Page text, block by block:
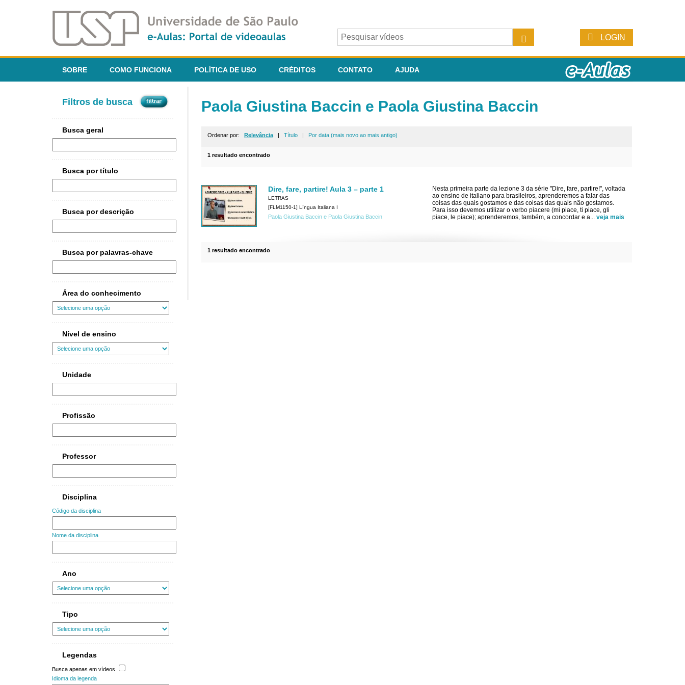
LOGIN
SOBRE COMO FUNCIONA POLÍTICA DE USO CRÉDITOS CONTATO AJUDA
Filtros de busca
Busca geral
Busca por título
Busca por descrição
Busca por palavras-chave
Área do conhecimento
Nível de ensino
Unidade
Profissão
Professor
Disciplina
Código da disciplina
Nome da disciplina
Ano
Tipo
Legendas
Busca apenas em vídeos
Idioma da legenda
Paola Giustina Baccin e Paola Giustina Baccin
Ordenar por: Relevância | Título | Por data (mais novo ao mais antigo)
1 resultado encontrado
Dire, fare, partire! Aula 3 – parte 1
LETRAS
[FLM1150-1] Língua Italiana I
Paola Giustina Baccin e Paola Giustina Baccin
Nesta primeira parte da lezione 3 da série "Dire, fare, partire!", voltada
ao ensino de italiano para brasileiros, aprenderemos a falar das
coisas das quais gostamos e das coisas das quais não gostamos.
Para isso devemos utilizar o verbo piacere (mi piace, ti piace, gli
piace, le piace); aprenderemos, também, a concordar e a... veja mais
1 resultado encontrado